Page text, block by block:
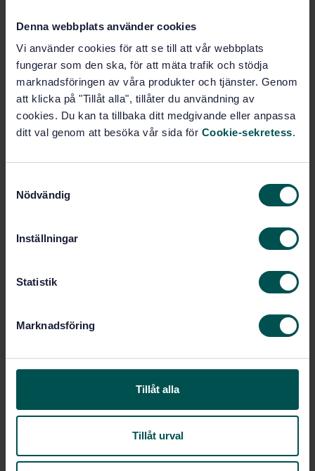
Denna webbplats använder cookies
Vi använder cookies för att se till att vår webbplats
fungerar som den ska, för att mäta trafik och stödja
marknadsföringen av våra produkter och tjänster. Genom
att klicka på "Tillåt alla", tillåter du användning av
cookies. Du kan ta tillbaka ditt medgivande eller anpassa
ditt val genom att besöka vår sida för Cookie-sekretess.
Nödvändig
Inställningar
Statistik
Marknadsföring
Tillåt alla
Tillåt urval
PDF
Lägg i varukorgen
Fler alternativ
Produktinformation
Framtagen av:
Information för byggande och
Building information
models - Information delivery manual -
Artikelnummer:
Inom samma område
STANDARDER
standardiserade ontologier för produkter med